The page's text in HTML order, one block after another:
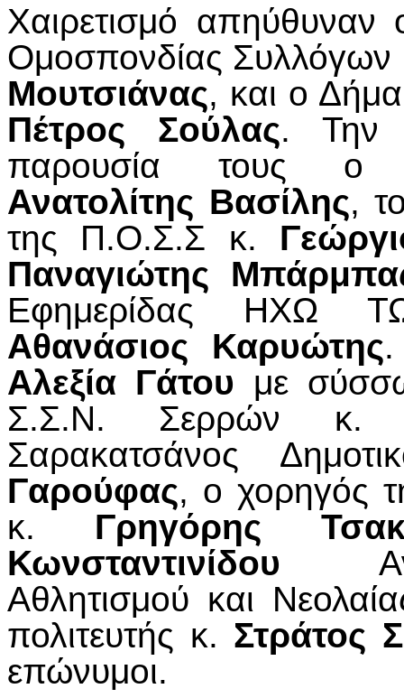
Χαιρετισμό
Ομοσπονδίας
Μουτσιάνας, και ο
Πέτρος Σούλας. Την
παρουσία τους ο
Ανατολίτης Βασίλης,
της Π.Ο.Σ.Σ κ.
Παναγιώτης
Εφημερίδας ΗΧΩ
Αθανάσιος Καρυώτης
Αλεξία Γάτου με
Σ.Σ.Ν. Σερρών
Σαρακατσάνος
Γαρούφας, ο χορηγός
κ. Γρηγόρης
Κωνσταντινίδου
Αθλητισμού και
πολιτευτής κ. Στράτος
επώνυμοι.